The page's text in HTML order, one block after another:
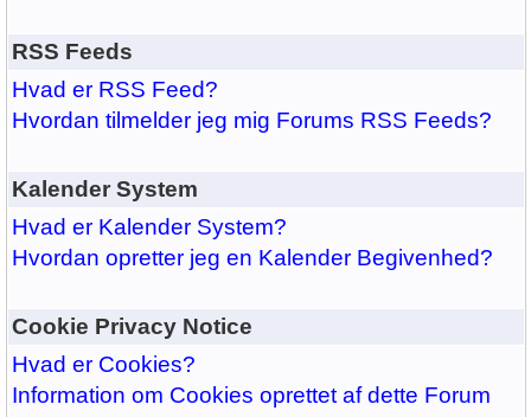
RSS Feeds
Hvad er RSS Feed?
Hvordan tilmelder jeg mig Forums RSS Feeds?
Kalender System
Hvad er Kalender System?
Hvordan opretter jeg en Kalender Begivenhed?
Cookie Privacy Notice
Hvad er Cookies?
Information om Cookies oprettet af dette Forum